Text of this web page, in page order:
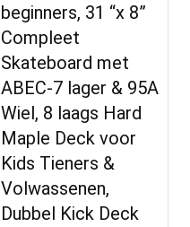
beginners, 31 “x 8”
Compleet
Skateboard met
ABEC-7 lager & 95A
Wiel, 8 laags Hard
Maple Deck voor
Kids Tieners &
Volwassenen,
Dubbel Kick Deck